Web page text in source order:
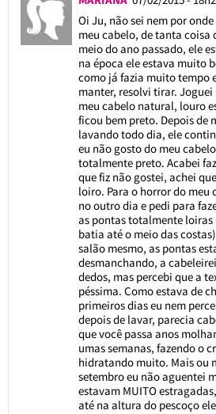
Oi Ju, não sei nem por
meu cabelo, de tanta coisa
meio do ano passado, ele
na época ele estava muito
como já fazia muito tempo
manter, resolvi tirar.
meu cabelo natural, louro
ficou bem preto. Depois de
lavando todo dia, ele
eu não gosto do meu
totalmente preto. Acabei
que fiz não gostei, achei
loiro. Para o horror do meu
no outro dia e pedi para
as pontas totalmente
batia até o meio das
salão mesmo, as pontas
desmanchando, a
dedos, mas percebi que a
péssima. Como estava de
primeiros dias eu nem
depois de lavar, parecia
que você passa anos
umas semanas, fazendo o
hidratando muito. Mais ou
setembro eu não aguentei
estavam MUITO
até na altura do pescoço